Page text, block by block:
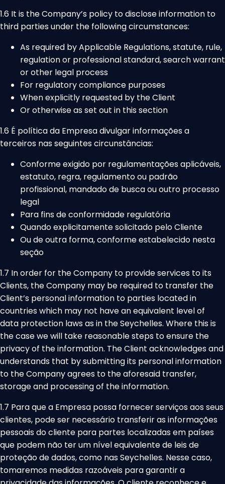
1.6 It is the Company’s policy to disclose information to
third parties under the following circumstances:
As required by Applicable Regulations, statute, rule,
regulation or professional standard, search warrant
or other legal process
For regulatory compliance purposes
When explicitly requested by the Client
Or otherwise as set out in this section
1.6 É política da Empresa divulgar informações a
terceiros nas seguintes circunstâncias:
Conforme exigido por regulamentações aplicáveis,
estatuto, regra, regulamento ou padrão
profissional, mandado de busca ou outro processo
legal
Para fins de conformidade regulatória
Quando explicitamente solicitado pelo Cliente
Ou de outra forma, conforme estabelecido nesta
seção
1.7 In order for the Company to provide services to its
Clients, the Company may be required to transfer the
Client’s personal information to parties located in
countries which may not have an equivalent level of
data protection laws as in the Seychelles. Where this is
the case we will take reasonable steps to ensure the
privacy of the information. The Client acknowledges and
understands that by submitting its personal information
to the Company agrees to the aforesaid transfer,
storage and processing of the information.
1.7 Para que a Empresa possa fornecer serviços aos seus
clientes, pode ser necessário transferir as informações
pessoais do cliente para partes localizadas em países
que podem não ter um nível equivalente de leis de
proteção de dados, como nas Seychelles. Nesse caso,
tomaremos medidas razoáveis para garantir a